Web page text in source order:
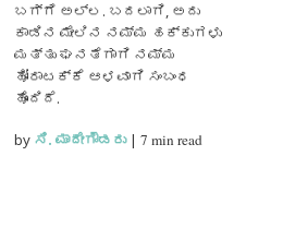
ಬಗ್ಗೆ ಅಲ್ಲ. ಬದಲಾಗಿ, ಅದು
ಕಾಡಿನ ಮೇಲಿನ ನಮ್ಮ ಹಕ್ಕುಗಳು
ಮತ್ತು ಘನತೆಗಾಗಿ ನಮ್ಮ
ಹೋರಾಟಕ್ಕೆ ಆಳವಾಗಿ ಸಂಬಂಧ
ಹೊಂದಿದೆ.
by ಸಿ. ಮಾದೇಗೌಡರು|7 min read